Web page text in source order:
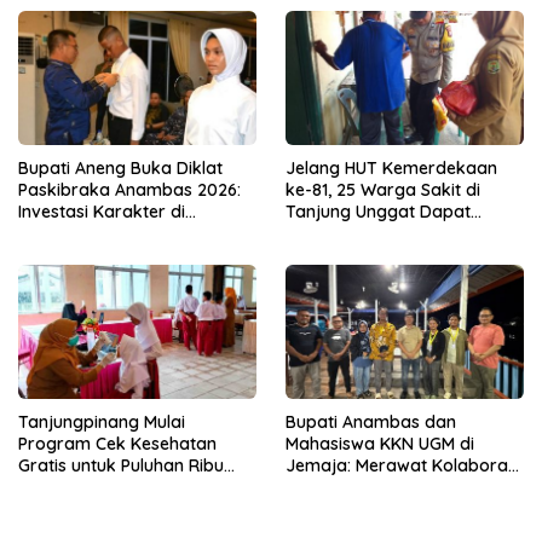
Bupati Aneng Buka Diklat
Paskibraka Anambas 2026:
Investasi Karakter di
Jelang HUT Kemerdekaan
ke-81, 25 Warga Sakit di
Tanjung Unggat Dapat
Tanjungpinang Mulai
Program Cek Kesehatan
Gratis untuk Puluhan Ribu
Bupati Anambas dan
Mahasiswa KKN UGM di
Jemaja: Merawat Kolaborasi